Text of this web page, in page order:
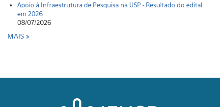
Apoio à Infraestrutura de Pesquisa na USP - Resultado do edital
em 2026
08/07/2026
MAIS